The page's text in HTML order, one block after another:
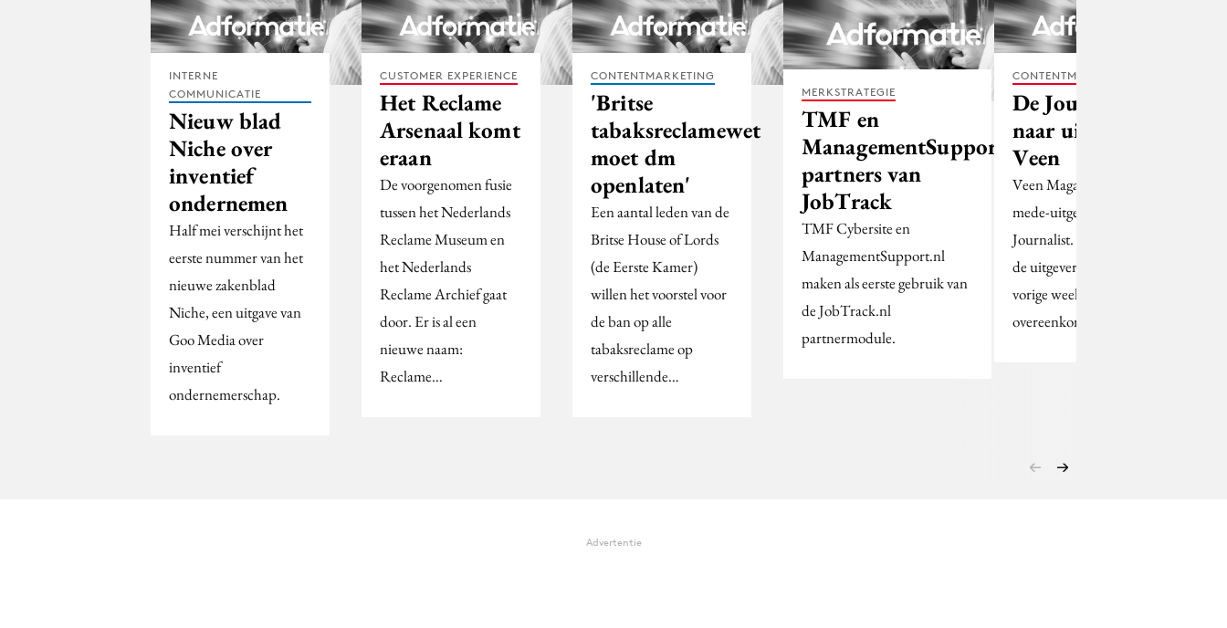
INTERNE
COMMUNICATIE
Nieuw blad
Niche over
inventief
ondernemen
Half mei verschijnt het
eerste nummer van het
nieuwe zakenblad
Niche, een uitgave van
Goo Media over
inventief
ondernemerschap.
CUSTOMER EXPERIENCE
Het Reclame
Arsenaal komt
eraan
De voorgenomen fusie
tussen het Nederlands
Reclame Museum en
het Nederlands
Reclame Archief gaat
door. Er is al een
nieuwe naam:
Reclame…
CONTENTMARKETING
'Britse
tabaksreclamewet
moet dm
openlaten'
Een aantal leden van de
Britse House of Lords
(de Eerste Kamer)
willen het voorstel voor
de ban op alle
tabaksreclame op
verschillende…
MERKSTRATEGIE
TMF en
ManagementSupport
partners van
JobTrack
TMF Cybersite en
ManagementSupport.nl
maken als eerste gebruik van
de JobTrack.nl
partnermodule.
CONTENTMARKETING
De Journalist
naar uitgever
Veen
Veen Magazines wordt
mede-uitgever van De
Journalist. De NVJ en
de uitgever hebben
vorige week een
overeenkomst getekend.
Advertentie